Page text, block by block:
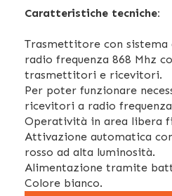
Caratteristiche tecniche:
Trasmettitore con sistema
radio frequenza 868 Mhz
trasmettitori e ricevitori.
Per poter funzionare
ricevitori a radio
Operatività in area libera
Attivazione automatica
rosso ad alta luminosità.
Alimentazione tramite
Colore bianco.